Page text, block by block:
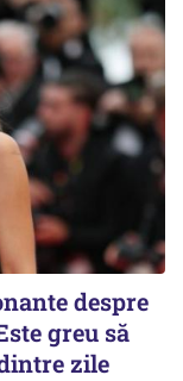
despre
greu să
zile